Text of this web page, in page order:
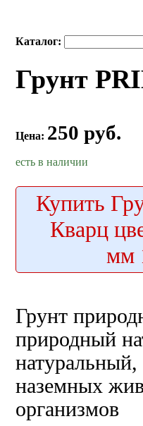
Каталог:
Грунт
Цена: 250 руб.
есть в наличии
Купить
Кварц
мм
Грунт
природный
наземных
организмов